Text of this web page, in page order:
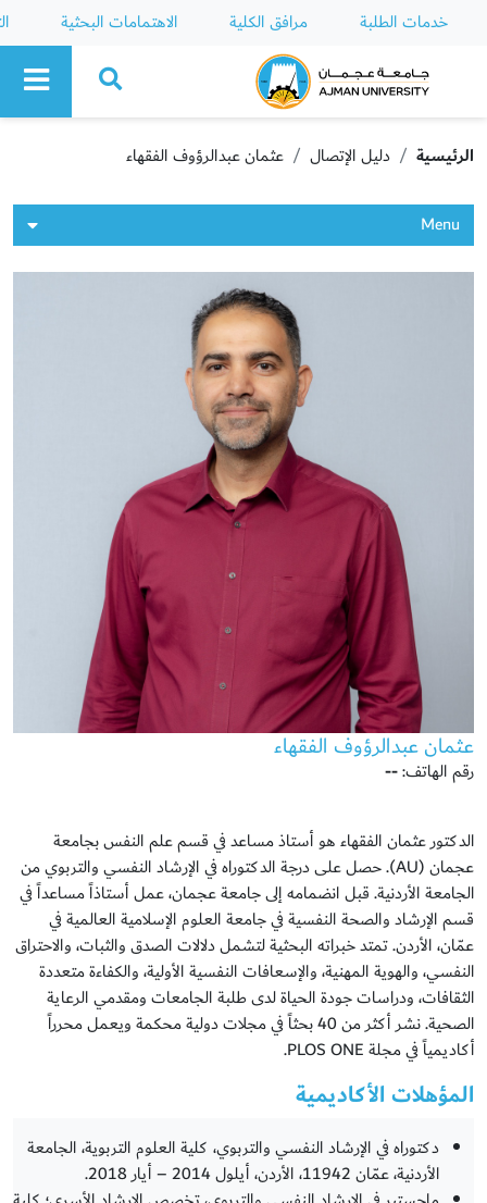
خدمات الطلبة مرافق الكلية الاهتمامات البحثية
Ajman University
الرئيسية دليل الإتصال عثمان عبدالرؤوف الفقهاء
Menu
عثمان عبدالرؤوف الفقهاء
رقم الهاتف:--
الدكتور عثمان الفقهاء هو أستاذ مساعد في قسم علم النفس بجامعة
عجمان (AU). حصل على درجة الدكتوراه في الإرشاد النفسي والتربوي من
الجامعة الأردنية. قبل انضمامه إلى جامعة عجمان، عمل أستاذاً مساعداً في
قسم الإرشاد والصحة النفسية في جامعة العلوم الإسلامية العالمية في
عمّان، الأردن. تمتد خبراته البحثية لتشمل دلالات الصدق والثبات، والاحتراق
النفسي، والهوية المهنية، والإسعافات النفسية الأولية، والكفاءة متعددة
الثقافات، ودراسات جودة الحياة لدى طلبة الجامعات ومقدمي الرعاية
الصحية. نشر أكثر من 40 بحثاً في مجلات دولية محكمة ويعمل محرراً
أكاديمياً في مجلة PLOS ONE.
المؤهلات الأكاديمية
دكتوراه في الإرشاد النفسي والتربوي، كلية العلوم التربوية، الجامعة
الأردنية، عمّان 11942، الأردن، أيلول 2014 – أيار 2018.